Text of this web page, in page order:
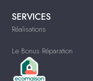
SERVICES
Réalisations
Le Bonus Réparation